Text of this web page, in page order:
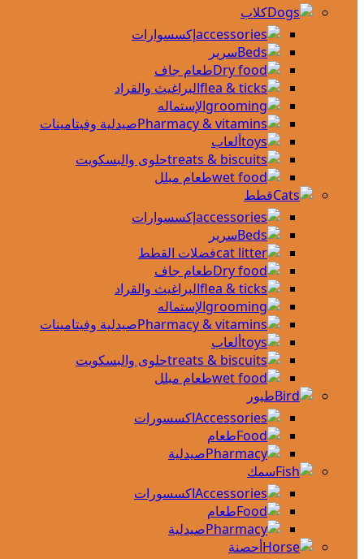
كلاب
إكسسوارات
سرير
طعام جاف
البراغيث والقراد
الإستماله
صيدلية وفيتامينات
ألعاب
حلوى والبسكويت
طعام مبلل
قطط
إكسسوارات
سرير
فضلات القطط
طعام جاف
البراغيث والقراد
الإستماله
صيدلية وفيتامينات
ألعاب
حلوى والبسكويت
طعام مبلل
طيور
اكسسورات
طعام
صيدلية
سمك
اكسسورات
طعام
صيدلية
أحصنة